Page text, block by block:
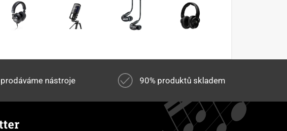
nástroje 90% produktů skladem